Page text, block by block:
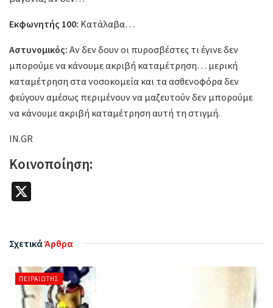
Εκφωνητής 100: Κατάλαβα…
Αστυνομικός: Αν δεν δουν οι πυροσβέστες τι έγινε δεν
μπορούμε να κάνουμε ακριβή καταμέτρηση… μερική
καταμέτρηση στα νοσοκομεία και τα ασθενοφόρα δεν
φεύγουν αμέσως περιμένουν να μαζευτούν δεν μπορούμε
να κάνουμε ακριβή καταμέτρηση αυτή τη στιγμή.
IN.GR
Κοινοποίηση:
ΣχετικάΆρθρα
ΠΕΙΡΑΙΏΤΗΣ